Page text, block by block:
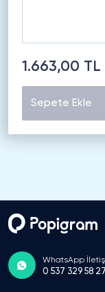
1.663,00 TL
Sepete Ekle
WhatsApp
0 537 329 58 27